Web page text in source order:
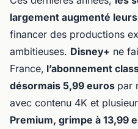
largement augmenté
financer des productions
ambitieuses. Disney+ ne
France, l’abonnement
désormais 5,99 euros par
avec contenu 4K et
Premium, grimpe à 13,99